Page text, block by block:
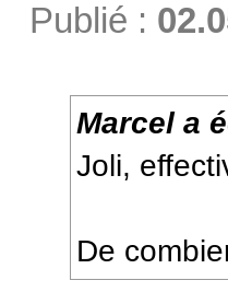
Publié :
Marcel a
Joli,
De